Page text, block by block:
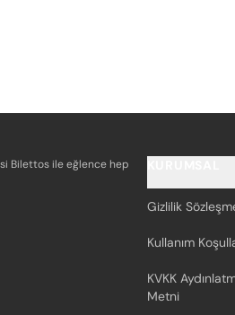
Bilettos ile eğlence hep
Gizlilik
Kullanım
KVKK
Metni